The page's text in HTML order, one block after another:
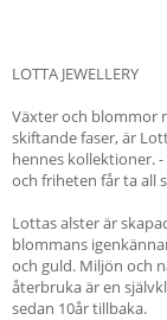
LOTTA JEWELLERY
Växter och blommor
skiftande faser, är
hennes kollektioner.
och friheten får ta all
Lottas alster är
blommans
och guld. Miljön och
återbruka är en
sedan 10år tillbaka.